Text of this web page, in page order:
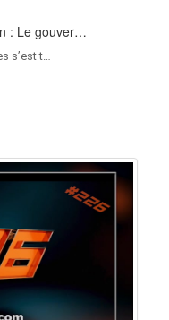
: Le gouver…
s’est t…